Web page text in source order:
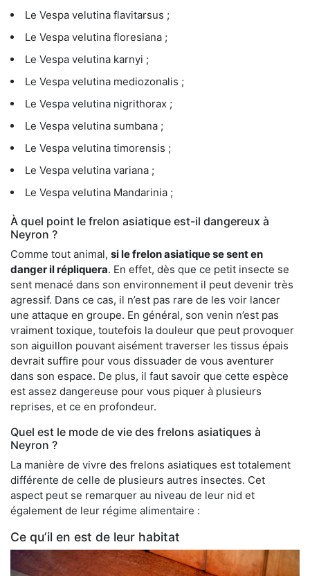
Le Vespa velutina flavitarsus ;
Le Vespa velutina floresiana ;
Le Vespa velutina karnyi ;
Le Vespa velutina mediozonalis ;
Le Vespa velutina nigrithorax ;
Le Vespa velutina sumbana ;
Le Vespa velutina timorensis ;
Le Vespa velutina variana ;
Le Vespa velutina Mandarinia ;
À quel point le frelon asiatique est-il dangereux à
Neyron ?
Comme tout animal, si le frelon asiatique se sent en
danger il répliquera. En effet, dès que ce petit insecte se
sent menacé dans son environnement il peut devenir très
agressif. Dans ce cas, il n’est pas rare de les voir lancer
une attaque en groupe. En général, son venin n’est pas
vraiment toxique, toutefois la douleur que peut provoquer
son aiguillon pouvant aisément traverser les tissus épais
devrait suffire pour vous dissuader de vous aventurer
dans son espace. De plus, il faut savoir que cette espèce
est assez dangereuse pour vous piquer à plusieurs
reprises, et ce en profondeur.
Quel est le mode de vie des frelons asiatiques à
Neyron ?
La manière de vivre des frelons asiatiques est totalement
différente de celle de plusieurs autres insectes. Cet
aspect peut se remarquer au niveau de leur nid et
également de leur régime alimentaire :
Ce qu’il en est de leur habitat